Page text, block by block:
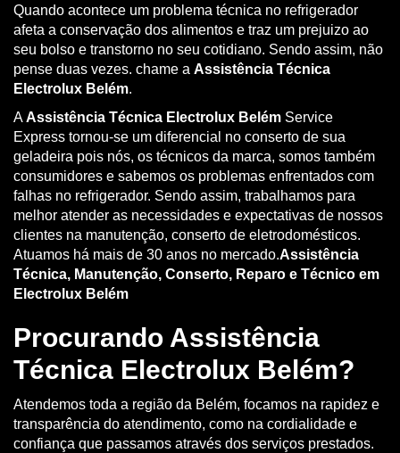
Quando acontece um problema técnica no refrigerador
afeta a conservação dos alimentos e traz um prejuizo ao
seu bolso e transtorno no seu cotidiano. Sendo assim, não
pense duas vezes. chame a Assistência Técnica
Electrolux Belém.
AAssistência Técnica Electrolux Belém Service
Express tornou-se um diferencial no conserto de sua
geladeira pois nós, os técnicos da marca, somos também
consumidores e sabemos os problemas enfrentados com
falhas no refrigerador. Sendo assim, trabalhamos para
melhor atender as necessidades e expectativas de nossos
clientes na manutenção, conserto de eletrodomésticos.
Atuamos há mais de 30 anos no mercado.Assistência
Técnica, Manutenção, Conserto, Reparo e Técnico em
Electrolux Belém
Procurando Assistência
Técnica Electrolux Belém?
Atendemos toda a região da Belém, focamos na rapidez e
transparência do atendimento, como na cordialidade e
confiança que passamos através dos serviços prestados.